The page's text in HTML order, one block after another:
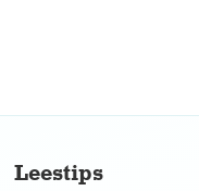
Leestips